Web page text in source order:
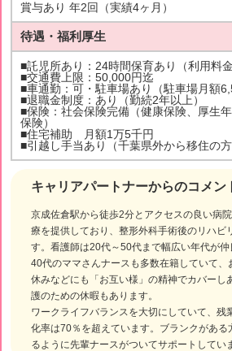
キャリアパートナーからのコメン
京成佐倉駅から徒歩2分とアクセスの良い病
療を提供しており、整形外科手術後のリハビ
す。看護師は20代～50代まで幅広い年代が
40代のママさんナースも多数在籍していて、
休みなどにも「お互い様」の精神でカバーし
護のための休暇もあります。
ワークライフバランスを大切にしていて、残
化率は70％を超えています。ブランクがある
るように先輩ナースがついてサポートしてい
賞与あり 年2回（実績4ヶ月）
待遇・福利厚生
■託児所あり：24時間保育あり（利用料
■交通費上限：50,000円迄
■車通勤：可・駐車場あり（駐車場月額
■退職金制度：あり（勤続2年以上）
■保険：社会保険完備（健康保険、厚生
保険）
■住宅補助 月額1万5千円
■引越し手当あり（千葉県外から移住の方